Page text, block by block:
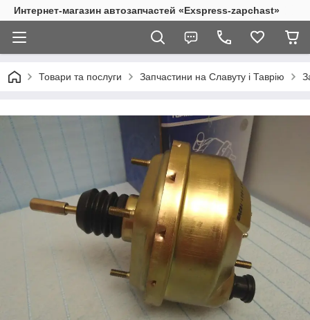
Интернет-магазин автозапчастей «Exspress-zapchast»
Товари та послуги Запчастини на Славуту і Таврію